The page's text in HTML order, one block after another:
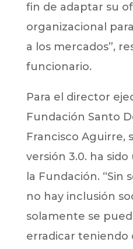
fin de adaptar su
organizacional
a los mercados”,
funcionario.
Para el director
Fundación Santo
Francisco Aguirre,
versión 3.0. ha
la Fundación. “Sin
no hay inclusión
solamente se
erradicar teniendo